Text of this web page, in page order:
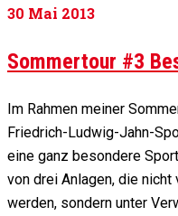
30 Mai 2013
Sommertour #3
Im Rahmen meiner
Friedrich-Ludwig-Jahn-
eine ganz besondere
von drei Anlagen, die
werden, sondern unter